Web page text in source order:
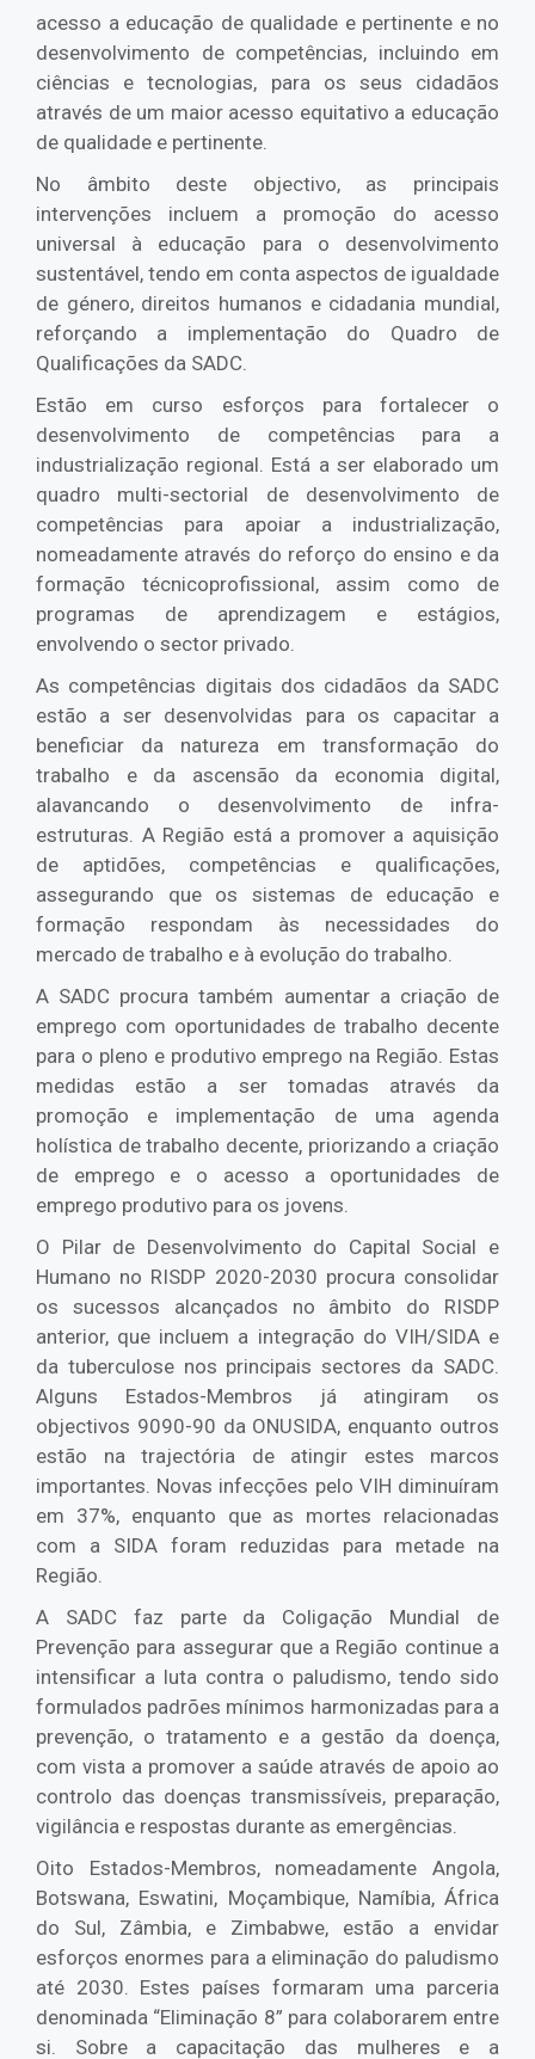
acesso a educação de qualidade e pertinente e no
desenvolvimento de competências, incluindo em
ciências e tecnologias, para os seus cidadãos
através de um maior acesso equitativo a educação
de qualidade e pertinente.
No âmbito deste objectivo, as principais
intervenções incluem a promoção do acesso
universal à educação para o desenvolvimento
sustentável, tendo em conta aspectos de igualdade
de género, direitos humanos e cidadania mundial,
reforçando a implementação do Quadro de
Qualificações da SADC.
Estão em curso esforços para fortalecer o
desenvolvimento de competências para a
industrialização regional. Está a ser elaborado um
quadro multi-sectorial de desenvolvimento de
competências para apoiar a industrialização,
nomeadamente através do reforço do ensino e da
formação técnicoprofissional, assim como de
programas de aprendizagem e estágios,
envolvendo o sector privado.
As competências digitais dos cidadãos da SADC
estão a ser desenvolvidas para os capacitar a
beneficiar da natureza em transformação do
trabalho e da ascensão da economia digital,
alavancando o desenvolvimento de infra-
estruturas. A Região está a promover a aquisição
de aptidões, competências e qualificações,
assegurando que os sistemas de educação e
formação respondam às necessidades do
mercado de trabalho e à evolução do trabalho.
A SADC procura também aumentar a criação de
emprego com oportunidades de trabalho decente
para o pleno e produtivo emprego na Região. Estas
medidas estão a ser tomadas através da
promoção e implementação de uma agenda
holística de trabalho decente, priorizando a criação
de emprego e o acesso a oportunidades de
emprego produtivo para os jovens.
O Pilar de Desenvolvimento do Capital Social e
Humano no RISDP 2020-2030 procura consolidar
os sucessos alcançados no âmbito do RISDP
anterior, que incluem a integração do VIH/SIDA e
da tuberculose nos principais sectores da SADC.
Alguns Estados-Membros já atingiram os
objectivos 9090-90 da ONUSIDA, enquanto outros
estão na trajectória de atingir estes marcos
importantes. Novas infecções pelo VIH diminuíram
em 37%, enquanto que as mortes relacionadas
com a SIDA foram reduzidas para metade na
Região.
A SADC faz parte da Coligação Mundial de
Prevenção para assegurar que a Região continue a
intensificar a luta contra o paludismo, tendo sido
formulados padrões mínimos harmonizadas para a
prevenção, o tratamento e a gestão da doença,
com vista a promover a saúde através de apoio ao
controlo das doenças transmissíveis, preparação,
vigilância e respostas durante as emergências.
Oito Estados-Membros, nomeadamente Angola,
Botswana, Eswatini, Moçambique, Namíbia, África
do Sul, Zâmbia, e Zimbabwe, estão a envidar
esforços enormes para a eliminação do paludismo
até 2030. Estes países formaram uma parceria
denominada “Eliminação 8” para colaborarem entre
si. Sobre a capacitação das mulheres e a